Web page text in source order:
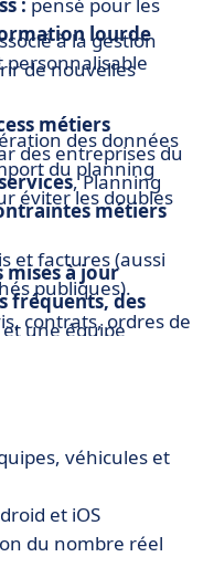
lourde
métiers
des entreprises du
, Planning
métiers
à jour
fréquents, des
et une équipe
Vous
:
une prise en
peut configurer
champsen fonction
dynamiqueassure
avec un grand
à la gestion
de nouvelles
des données
du planning
éviter les doubles
et factures (aussi
publiques).
contrats, ordres de
véhicules et
et iOS
du nombre réel